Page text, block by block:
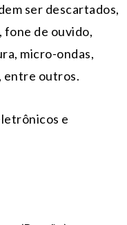
ser descartados,
de ouvido,
micro-ondas,
entre outros.
e